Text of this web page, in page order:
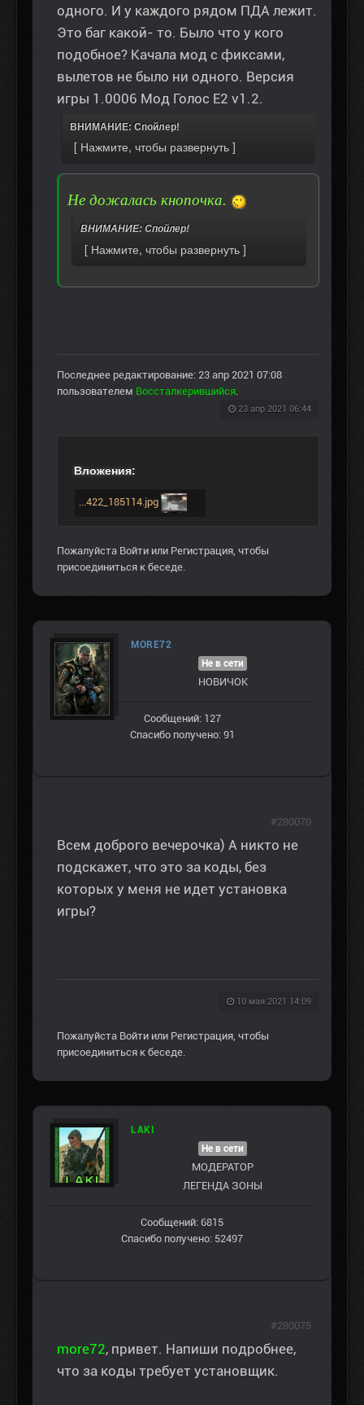
одного. И у каждого рядом ПДА лежит.
Это баг какой- то. Было что у кого
подобное? Качала мод с фиксами,
вылетов не было ни одного. Версия
игры 1.0006 Мод Голос Е2 v1.2.
ВНИМАНИЕ: Спойлер!
Не дожалась кнопочка.
ВНИМАНИЕ: Спойлер!
Последнее редактирование: 23 апр 2021 07:08
пользователем Воссталкерившийся
23 апр 2021 06:44
Вложения:
...422_185114.jpg
Пожалуйста Войти или Регистрация , чтобы
присоединиться к беседе.
MORE72
Не в сети
НОВИЧОК
Сообщений: 127
Спасибо получено: 91
Всем доброго вечерочка) А никто не
подскажет, что это за коды, без
которых у меня не идет установка
игры?
10 мая 2021 14:09
#280070
Пожалуйста Войти или Регистрация , чтобы
присоединиться к беседе.
LAKI
Не в сети
МОДЕРАТОР
ЛЕГЕНДА ЗОНЫ
Сообщений: 6815
Спасибо получено: 52497
more72, привет. Напиши подробнее,
что за коды требует установщик.
#280075